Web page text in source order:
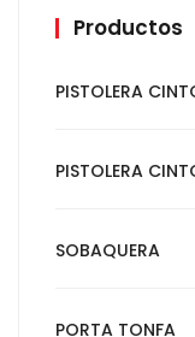
Productos
PISTOLERA
PISTOLERA
SOBAQUERA
PORTA TONFA